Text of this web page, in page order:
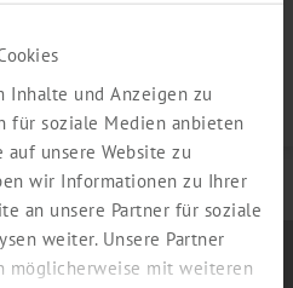
Inhalte und Anzeigen zu
für soziale Medien anbieten
unsere Website zu
wir Informationen zu Ihrer
an unsere Partner für soziale
weiter. Unsere Partner
möglicherweise mit weiteren